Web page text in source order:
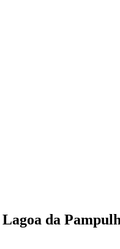
da